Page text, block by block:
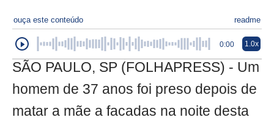
ouça este conteúdo readme
0:00 1.0x
SÃO PAULO, SP (FOLHAPRESS) - Um
homem de 37 anos foi preso depois de
matar a mãe a facadas na noite desta